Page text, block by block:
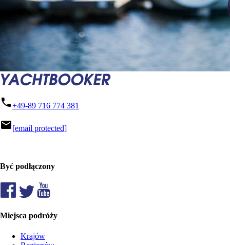
phone+49-89 716 774 381
mail[email protected]
Być podłączony
Miejsca podróży
Krajów